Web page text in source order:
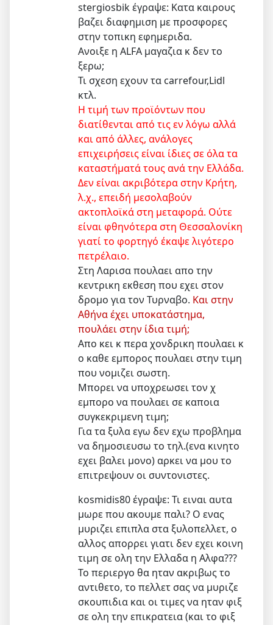
stergiosbik έγραψε: Κατα καιρους
βαζει διαφημιση με προσφορες
στην τοπικη εφημεριδα.
Aνοιξε η ΑLFA μαγαζια κ δεν το
ξερω;
Τι σχεση εχουν τα carrefour,Lidl
κτλ.
Η τιμή των προϊόντων που
διατίθενται από τις εν λόγω αλλά
και από άλλες, ανάλογες
επιχειρήσεις είναι ίδιες σε όλα τα
καταστήματά τους ανά την Ελλάδα.
Δεν είναι ακριβότερα στην Κρήτη,
λ.χ., επειδή μεσολαβούν
ακτοπλοϊκά στη μεταφορά. Ούτε
είναι φθηνότερα στη Θεσσαλονίκη
γιατί το φορτηγό έκαψε λιγότερο
πετρέλαιο.
Στη Λαρισα πουλαει απο την
κεντρικη εκθεση που εχει στον
δρομο για τον Τυρναβο. Και στην
Αθήνα έχει υποκατάστημα,
πουλάει στην ίδια τιμή;
Απο κει κ περα χονδρικη πουλαει κ
ο καθε εμπορος πουλαει στην τιμη
που νομιζει σωστη.
Μπορει να υποχρεωσει τον χ
εμπορο να πουλαει σε καποια
συγκεκριμενη τιμη;
Για τα ξυλα εγω δεν εχω προβλημα
να δημοσιευσω το τηλ.(ενα κινητο
εχει βαλει μονο) αρκει να μου το
επιτρεψουν οι συντονιστες.
kosmidis80 έγραψε: Τι ειναι αυτα
μωρε που ακουμε παλι? Ο ενας
μυριζει επιπλα στα ξυλοπελλετ, ο
αλλος απορρει γιατι δεν εχει κοινη
τιμη σε ολη την Ελλαδα η Αλφα???
Το περιεργο θα ηταν ακριβως το
αντιθετο, το πελλετ σας να μυριζε
σκουπιδια και οι τιμες να ηταν φιξ
σε ολη την επικρατεια (και το φιξ